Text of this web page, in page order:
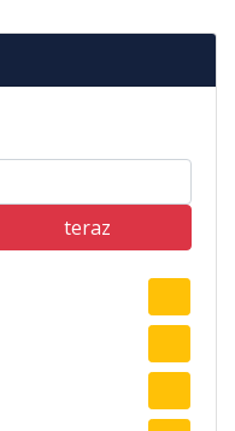
teraz